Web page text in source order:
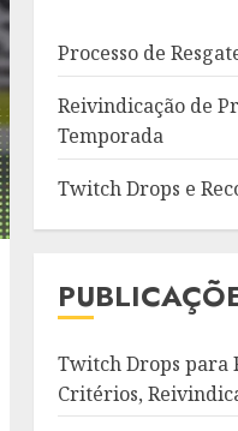
Processo de
Reivindicação de
Temporada
Twitch Drops e
Twitch Drops para
Critérios,